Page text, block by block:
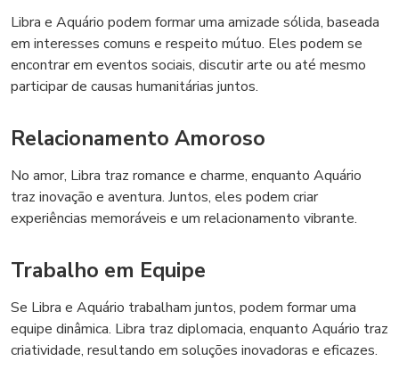
Libra e Aquário podem formar uma amizade sólida, baseada
em interesses comuns e respeito mútuo. Eles podem se
encontrar em eventos sociais, discutir arte ou até mesmo
participar de causas humanitárias juntos.
Relacionamento Amoroso
No amor, Libra traz romance e charme, enquanto Aquário
traz inovação e aventura. Juntos, eles podem criar
experiências memoráveis e um relacionamento vibrante.
Trabalho em Equipe
Se Libra e Aquário trabalham juntos, podem formar uma
equipe dinâmica. Libra traz diplomacia, enquanto Aquário traz
criatividade, resultando em soluções inovadoras e eficazes.